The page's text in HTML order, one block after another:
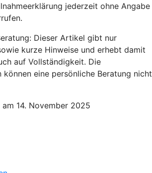
jederzeit ohne Angabe
Dieser Artikel gibt nur
kurze Hinweise und erhebt damit
auf Vollständigkeit. Die
können eine persönliche Beratung nicht
14. November 2025